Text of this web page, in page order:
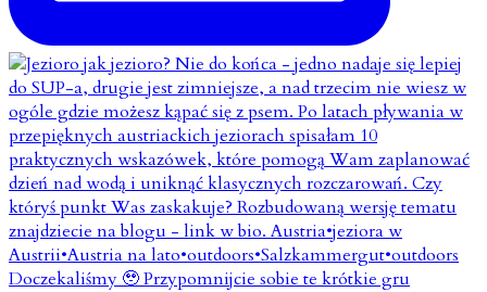
Doczekaliśmy 🥹 Przypomnijcie sobie te krótkie gru